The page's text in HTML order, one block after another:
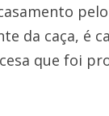
da caça, é
que foi